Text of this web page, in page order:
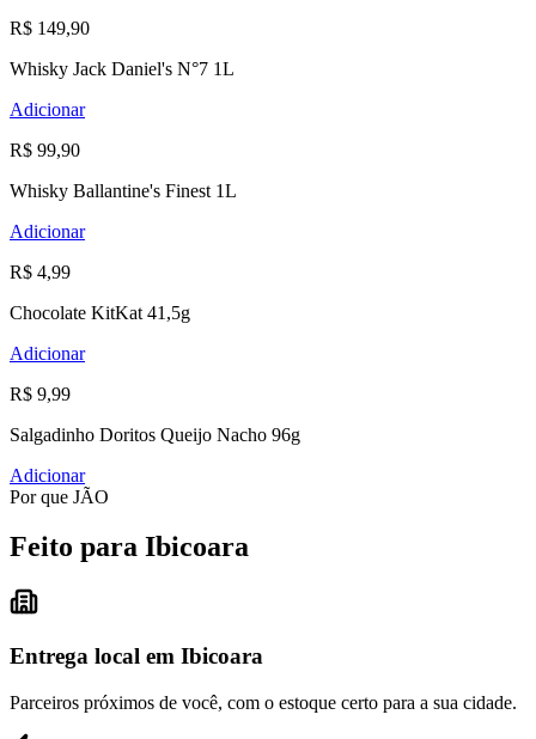
R$ 149,90
Whisky Jack Daniel's N°7 1L
Adicionar
R$ 99,90
Whisky Ballantine's Finest 1L
Adicionar
R$ 4,99
Chocolate KitKat 41,5g
Adicionar
R$ 9,99
Salgadinho Doritos Queijo Nacho 96g
Adicionar
Por que JÃO
Feito para Ibicoara
Entrega local em Ibicoara
Parceiros próximos de você, com o estoque certo para a sua cidade.